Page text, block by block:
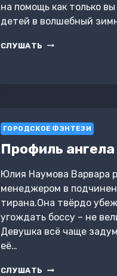
на помощь как только
детей в волшебный
СЛУШАТЬ В
ГОРОДСКОЕ ФЭНТЕЗИ
Профиль
Юлия Наумова Варвара
менеджером в
тирана.Она твёрдо
угождать боссу – не
Девушка всё чаще
её…
СЛУШАТЬ ПРОФИЛЬ